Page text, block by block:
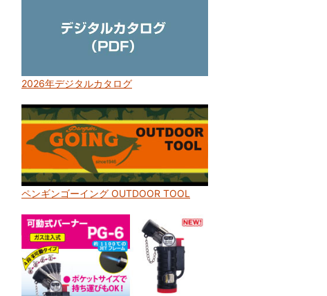
2026年デジタルカタログ
ペンギンゴーイング OUTDOOR TOOL